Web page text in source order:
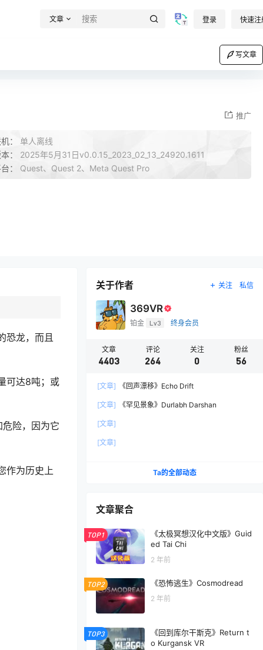
文章 登录 快速注
写文章
推广
： 单人离线
： 2025年5月31日v0.0.15_2023_02_13_24920.1611
： Quest、Quest 2、Meta Quest Pro
恐龙，而且
可达8吨；或
险，因为它
作为历史上
关于作者 关注 私信
369VR
铂金 Lv3 终身会员
文章
4403
评论
264
关注
0
粉丝
56
[文章] 《回声漂移》Echo Drift
[文章] 《罕见景象》Durlabh Darshan
[文章]
[文章]
Ta的全部动态
文章聚合
TOP1
《太极冥想汉化中文版》Guid
ed Tai Chi
2 年前
TOP2 《恐怖逃生》Cosmodread
2 年前
TOP3
《回到库尔干斯克》Return t
o Kurgansk VR